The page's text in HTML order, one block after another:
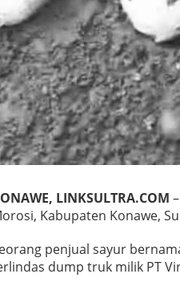
“
N
e
g
a
r
a
H
a
s
H
d
i
r
LINKSULTRA.COM
Kabupaten Konawe,
penjual sayur
dump truk milik PT